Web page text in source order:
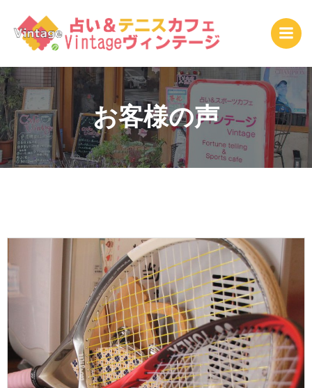
ン
テ
ツ
へ
ス
キ
ッ
プ
お客様の声